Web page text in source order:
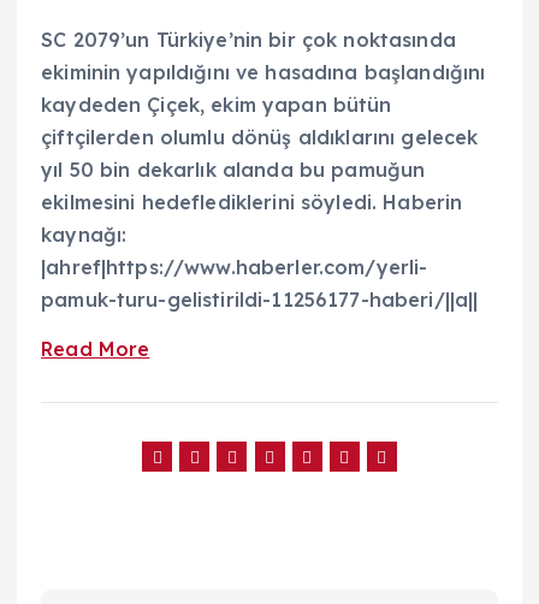
SC 2079’un Türkiye’nin bir çok noktasında
ekiminin yapıldığını ve hasadına başlandığını
kaydeden Çiçek, ekim yapan bütün
çiftçilerden olumlu dönüş aldıklarını gelecek
yıl 50 bin dekarlık alanda bu pamuğun
ekilmesini hedeflediklerini söyledi. Haberin
kaynağı:
|ahref|https://www.haberler.com/yerli-
pamuk-turu-gelistirildi-11256177-haberi/||a||
Read More